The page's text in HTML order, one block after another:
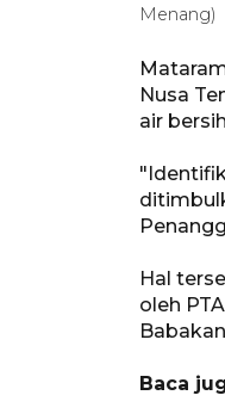
Menang)
Nusa
air
Hal
oleh
Baca